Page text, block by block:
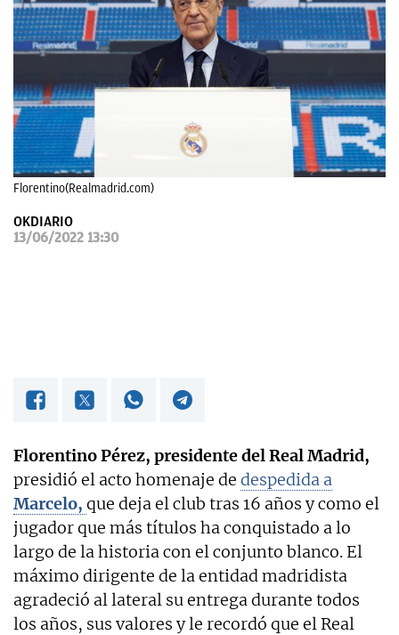
PAPARAZZI
OKDIARIO
Florentino(Realmadrid.com)
OKDIARIO
13/06/2022 13:30
Florentino Pérez, presidente del Real Madrid,
presidió el acto homenaje de despedida a
Marcelo, que deja el club tras 16 años y como el
jugador que más títulos ha conquistado a lo
largo de la historia con el conjunto blanco. El
máximo dirigente de la entidad madridista
agradeció al lateral su entrega durante todos
los años, sus valores y le recordó que el Real